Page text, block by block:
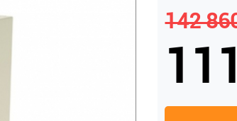
142